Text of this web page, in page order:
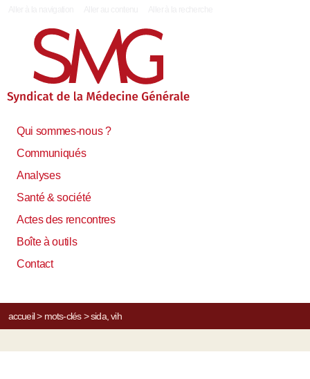
Qui sommes-nous ?
Communiqués
Analyses
Santé & société
Actes des rencontres
Boîte à outils
Contact
accueil> mots-clés> sida, vih